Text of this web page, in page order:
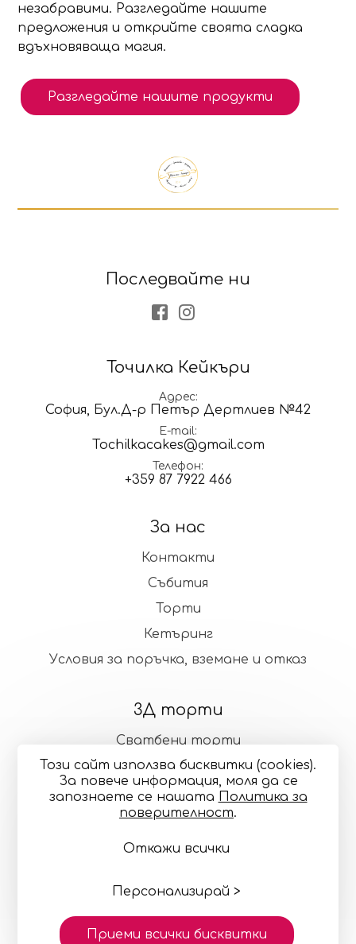
незабравими. Разгледайте нашите
предложения и открийте своята сладка
вдъхновяваща магия.
Разгледайте нашите продукти
За нас
Контакти
Събития
Торти
Кетъринг
Условия за поръчка, вземане и отказ
3Д торти
Сватбени торти
Стандартни торти
Точилка Кейкъри
Адрес
София, Бул.Д-р Петър Дертлиев №42
E-mail
Tochilkacakes@gmail.com
Телефон
+359 87 7922 466
Последвайте ни
Facebook
правото на малки корекции в декорацията и
цветовете
Онлайн разрешаване на спорове
Изработка на сайт върху Creativiso® Xpress™
Този сайт използва бисквитки (cookies).
За повече информация, моля да се
запознаете се нашaтa Политика за
поверителност.
Откажи всички
Персонализирай >
Приеми всички бисквитки